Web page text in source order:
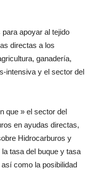
apoyar al tejido
directas a los
ganadería,
intensiva y el sector del
que » el sector del
en ayudas directas,
Hidrocarburos y
tasa del buque y tasa
como la posibilidad